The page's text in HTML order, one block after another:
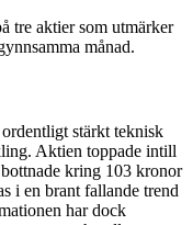
tre aktier som utmärker
månad.
stärkt teknisk
Aktien toppade intill
kring 103 kronor
i en brant fallande trend
har dock